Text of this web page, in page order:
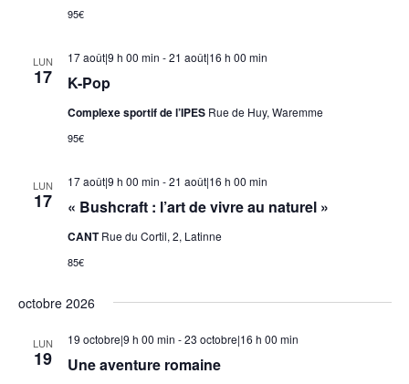
95€
LUN
17 K-Pop
17 août|9 h 00 min -21 août|16 h 00 min
Complexe sportif de l’IPES Rue de Huy, Waremme
95€
LUN
17 « Bushcraft : l’art de vivre au naturel »
17 août|9 h 00 min -21 août|16 h 00 min
CANTRue du Cortil, 2, Latinne
85€
octobre 2026
LUN
19 Une aventure romaine
19 octobre|9 h 00 min -23 octobre|16 h 00 min